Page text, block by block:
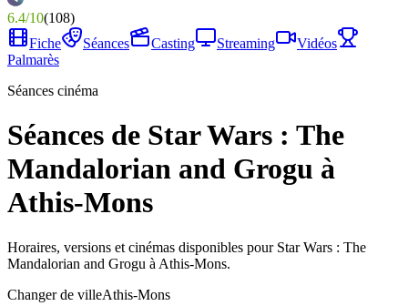
6.4/10(108)
Fiche
Séances Casting Streaming
Vidéos
Palmarès
Séances cinéma
Séances de Star Wars : The
Mandalorian and Grogu à
Athis-Mons
Horaires, versions et cinémas disponibles pour Star Wars : The
Mandalorian and Grogu à Athis-Mons.
Changer de villeAthis-Mons